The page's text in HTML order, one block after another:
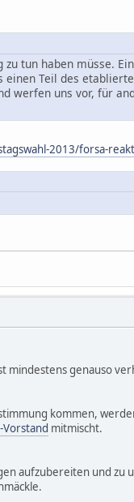
tun haben müsse.
Teil des
werfen uns vor, für
2013/forsa-
genauso
kommen,
mitmischt.
aufzubereiten und zu